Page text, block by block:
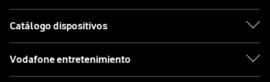
Catálogo dispositivos
Vodafone entretenimiento